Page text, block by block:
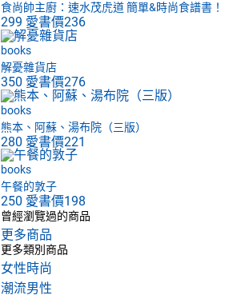
食尚帥主廚：速水茂虎道 簡單&時尚食譜書！
299 愛書價236
books
解憂雜貨店
350 愛書價276
books
熊本、阿蘇、湯布院（三版）
280 愛書價221
books
午餐的敦子
250 愛書價198
曾經瀏覽過的商品
更多商品
更多類別商品
女性時尚
潮流男性